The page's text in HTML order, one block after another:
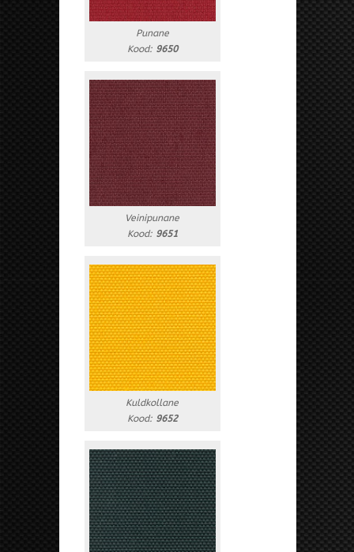
Punane
Kood: 9650
Veinipunane
Kood: 9651
Kuldkollane
Kood: 9652